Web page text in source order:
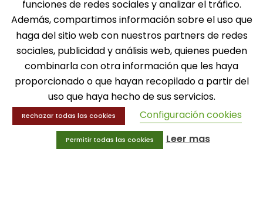
SOLICITA INFORMACIÓN
MENÚ
Balones
Educación física
Entrenamiento y educación física
funciones de redes sociales y analizar el tráfico.
Además, compartimos información sobre el uso que
haga del sitio web con nuestros partners de redes
sociales, publicidad y análisis web, quienes pueden
combinarla con otra información que les haya
proporcionado o que hayan recopilado a partir del
uso que haya hecho de sus servicios.
Rechazar todas las cookies Configuración cookies
Permitir todas las cookies Leer mas